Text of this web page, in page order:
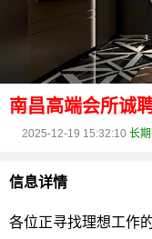
南昌高端会所诚
2025-12-19 15:32:10 长
信息详情
各位正寻找理想工作